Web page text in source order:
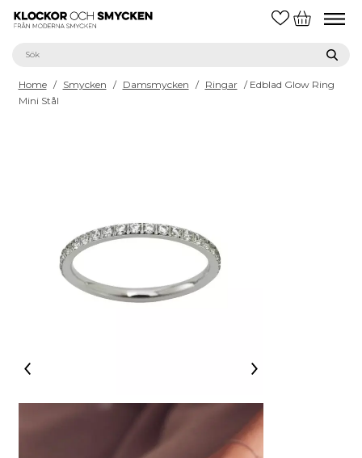
Home / Smycken / Damsmycken / Ringar / Edblad Glow Ring
Mini Stål